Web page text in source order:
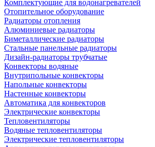
Комплектующие для водонагревателей
Отопительное оборудование
Радиаторы отопления
Алюминиевые радиаторы
Биметаллические радиаторы
Стальные панельные радиаторы
Дизайн-радиаторы трубчатые
Конвекторы водяные
Внутрипольные конвекторы
Напольные конвекторы
Настенные конвекторы
Автоматика для конвекторов
Электрические конвекторы
Тепловентиляторы
Водяные тепловентиляторы
Электрические тепловентиляторы